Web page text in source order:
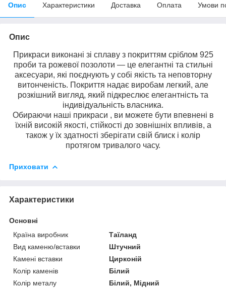
Опис Характеристики Доставка Оплата Умови
Опис
Прикраси виконані зі сплаву з покриттям сріблом 925
проби та рожевої позолоти — це елегантні та стильні
аксесуари, які поєднують у собі якість та неповторну
витонченість. Покриття надає виробам легкий, але
розкішний вигляд, який підкреслює елегантність та
індивідуальність власника.
Обираючи наші прикраси , ви можете бути впевнені в
їхній високій якості, стійкості до зовнішніх впливів, а
також у їх здатності зберігати свій блиск і колір
протягом тривалого часу.
Приховати
Характеристики
Основні
Країна виробник
Таїланд
Вид каменю/вставки
Штучний
Камені вставки
Цирконій
Колір каменів
Білий
Колір металу
Білий, Мідний